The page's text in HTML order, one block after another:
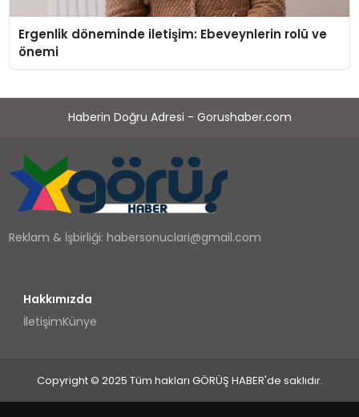
Ergenlik döneminde iletişim: Ebeveynlerin rolü ve
önemi
Haberin Doğru Adresi - Gorushaber.com
Reklam & İşbirliği:habersonuclari@gmail.com
Hakkımızda
İletişimKünye
Copyright © 2025 Tüm hakları GÖRÜŞ HABER'de saklıdır.